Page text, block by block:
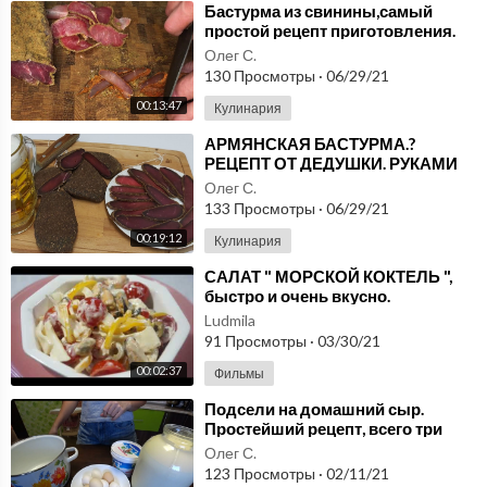
dxzTBnrCP1B0wmH
БЛЮДА В ГОРШОЧКАХ:
https://www.youtube.com/playlist?list=PLs8msEw-j02JQJm2Ik
aXIJtM610PJePJC
БЛИНЫ, ОЛАДЬИ:
https://www.youtube.com/playlist?list=PLs8msEw-j02IC8zV8r
ln4sUToNybOuW7T
ПИРОЖНЫЕ, ТОРТЫ:
https://www.youtube.com/playlist?list=PLs8msEw-j02JcdwlsY
SkoPw6JaBlyGDo9
ПЕРВЫЕ БЛЮДА:
https://www.youtube.com/playlist?list=PLs8msEw-j02I6rk9Zil
1ooHFgQqn1GUZr
Здравствуйте! Добро пожаловать на мой кулинарный канал!
Здесь я поделюсь с Вами рецептами приготовления вкусных, ор
00:13:47
⁣Бастурма из свинины,самый
простой рецепт приготовления.
Олег С.
130 Просмотры · 06/29/21
Кулинария
00:19:12
⁣АРМЯНСКАЯ БАСТУРМА.?
РЕЦЕПТ ОТ ДЕДУШКИ. РУКАМИ
КАВКАЗА С ЭРИКОМ.
Олег С.
133 Просмотры · 06/29/21
Кулинария
00:02:37
⁣САЛАТ " МОРСКОЙ КОКТЕЛЬ ",
быстро и очень вкусно.
Ludmila
91 Просмотры · 03/30/21
Фильмы
⁣Подсели на домашний сыр.
Простейший рецепт, всего три
ингредиента.
Олег С.
123 Просмотры · 02/11/21